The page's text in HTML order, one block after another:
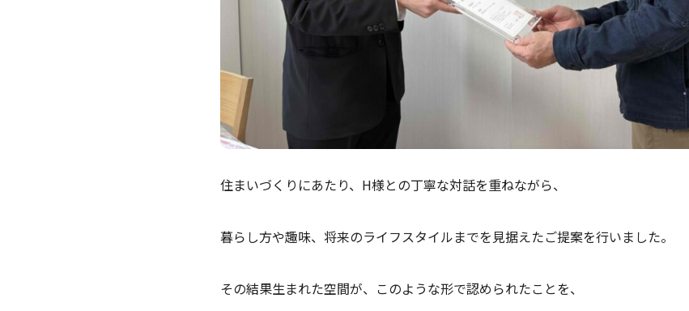
住まいづくりにあたり、H様との丁寧な対話を重ねながら、
暮らし方や趣味、将来のライフスタイルまでを見据えたご提案を行いました。
その結果生まれた空間が、このような形で認められたことを、